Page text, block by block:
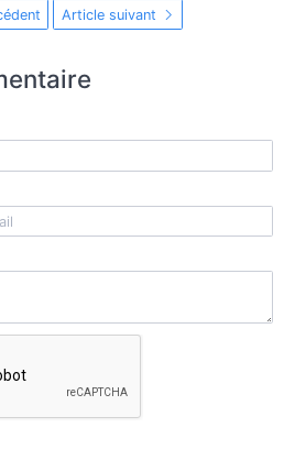
Article suivant